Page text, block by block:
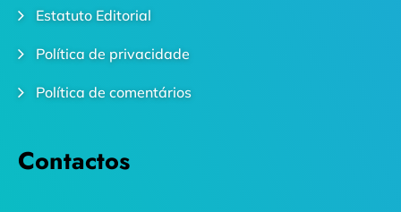
Estatuto Editorial
Política de privacidade
Política de comentários
Contactos